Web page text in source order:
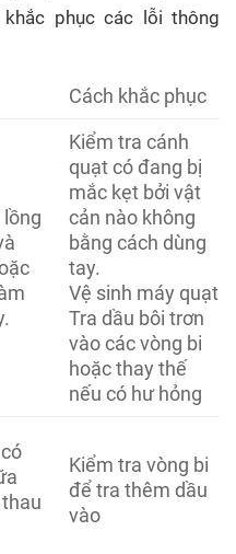
khắc phục các lỗi thông
Cách khắc phục
lồng
Kiểm tra cánh
quạt có đang bị
mắc kẹt bởi vật
cản nào không
bằng cách dùng
tay.
Vệ sinh máy quạt
Tra dầu bôi trơn
vào các vòng bi
hoặc thay thế
nếu có hư hỏng
Kiểm tra vòng bi
để tra thêm dầu
vào